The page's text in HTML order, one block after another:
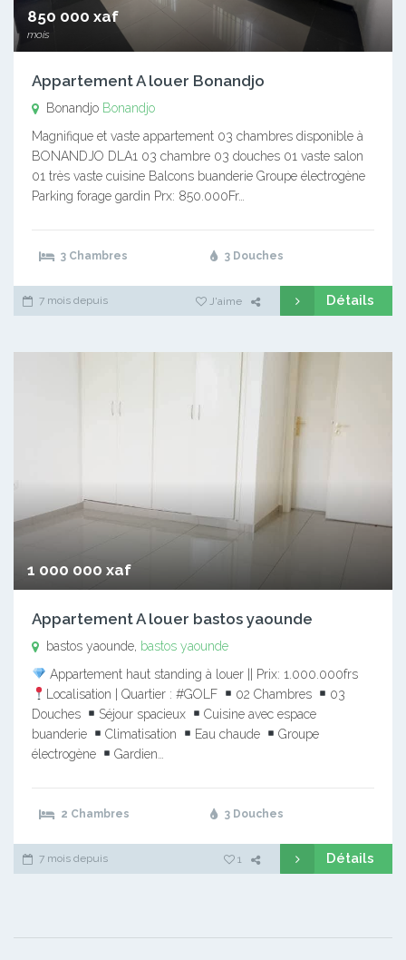
850 000 xaf
mois
Appartement A louer Bonandjo
Bonandjo Bonandjo
Magnifique et vaste appartement 03 chambres disponible à
BONANDJO DLA1 03 chambre 03 douches 01 vaste salon
01 très vaste cuisine Balcons buanderie Groupe électrogène
Parking forage gardin Prx: 850.000Fr…
3 Chambres 3 Douches
7 mois depuis J'aime Détails
1 000 000 xaf
Appartement A louer bastos yaounde
bastos yaounde, bastos yaounde
Appartement haut standing à louer || Prix: 1.000.000frs
Localisation | Quartier : #GOLF
02 Chambres
03
Douches
Séjour spacieux
Cuisine avec espace
buanderie
Climatisation Eau chaude
Groupe
électrogène
Gardien…
2 Chambres 3 Douches
7 mois depuis 1 Détails